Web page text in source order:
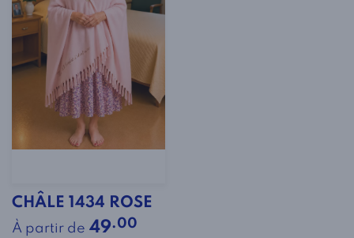
CHÂLE 1434 ROSE
À partir de 49.00